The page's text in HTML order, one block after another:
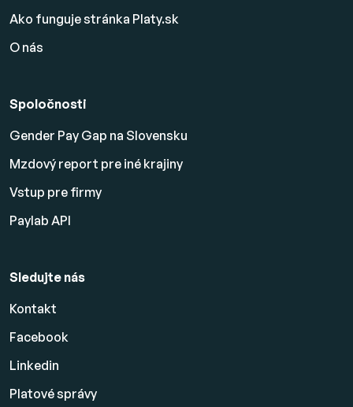
Ako funguje stránka Platy.sk
O nás
Spoločnosti
Gender Pay Gap na Slovensku
Mzdový report pre iné krajiny
Vstup pre firmy
Paylab API
Sledujte nás
Kontakt
Facebook
Linkedin
Platovésprávy